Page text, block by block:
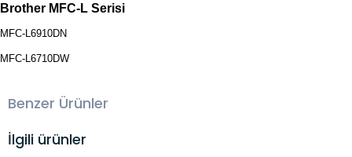
Brother MFC-L Serisi
MFC-L6910DN
MFC-L6710DW
Benzer Ürünler
İlgili ürünler